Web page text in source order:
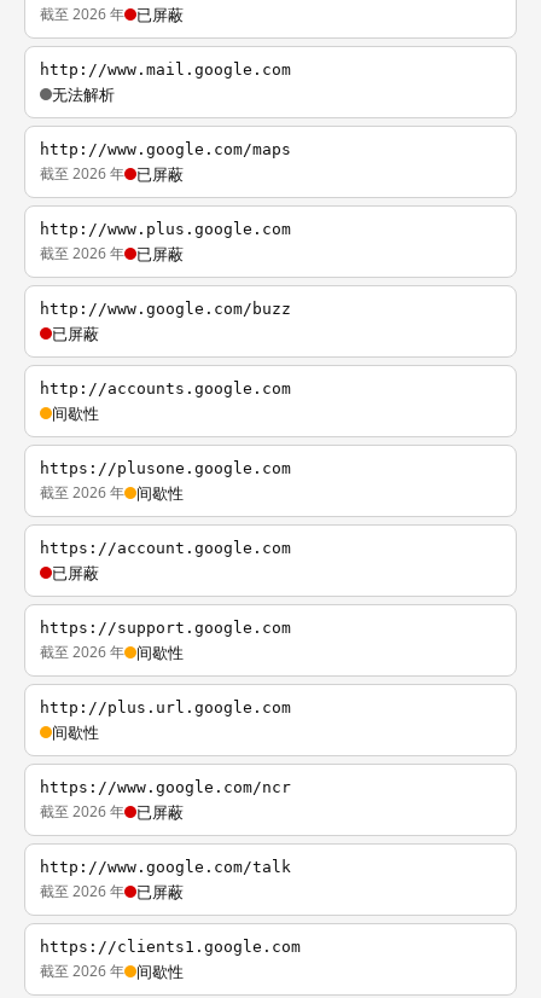
截至 2026 年 已屏蔽
http://www.mail.google.com
无法解析
http://www.google.com/maps
截至 2026 年 已屏蔽
http://www.plus.google.com
截至 2026 年 已屏蔽
http://www.google.com/buzz
已屏蔽
http://accounts.google.com
间歇性
https://plusone.google.com
截至 2026 年 间歇性
https://account.google.com
已屏蔽
https://support.google.com
截至 2026 年 间歇性
http://plus.url.google.com
间歇性
https://www.google.com/ncr
截至 2026 年 已屏蔽
http://www.google.com/talk
截至 2026 年 已屏蔽
https://clients1.google.com
截至 2026 年 间歇性